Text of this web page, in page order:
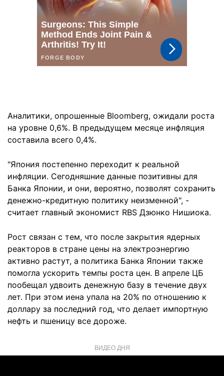
Аналитики, опрошенные Bloomberg, ожидали роста
на уровне 0,6%. В предыдущем месяце инфляция
составила всего 0,4%.
"Япония постепенно переходит к реальной
инфляции. Сегодняшние данные позитивны для
Банка Японии, и они, вероятно, позволят сохранить
денежно-кредитную политику неизменной", -
считает главный экономист RBS Дзюнко Нишиока.
Рост связан с тем, что после закрытия ядерных
реакторов в стране цены на электроэнергию
активно растут, а политика Банка Японии также
помогла ускорить темпы роста цен. В апреле ЦБ
пообещал удвоить денежную базу в течение двух
лет. При этом иена упала на 20% по отношению к
доллару за последний год, что делает импортную
нефть и пшеницу все дороже.
ВИДЕО ДНЯ